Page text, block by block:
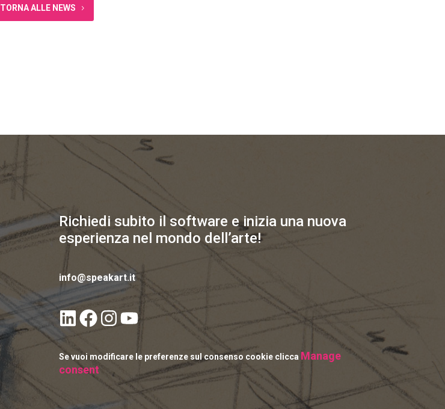
TORNA ALLE NEWS
Richiedi subito il software e inizia una nuova
esperienza nel mondo dell’arte!
info@speakart.it
Se vuoi modificare le preferenze sul consenso cookie clicca Manage
consent